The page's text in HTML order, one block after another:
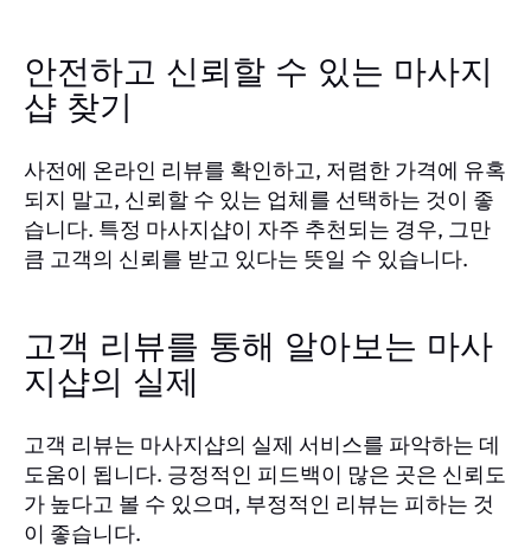
안전하고 신뢰할 수 있는 마사지
샵 찾기
사전에 온라인 리뷰를 확인하고, 저렴한 가격에 유혹
되지 말고, 신뢰할 수 있는 업체를 선택하는 것이 좋
습니다. 특정 마사지샵이 자주 추천되는 경우, 그만
큼 고객의 신뢰를 받고 있다는 뜻일 수 있습니다.
고객 리뷰를 통해 알아보는 마사
지샵의 실제
고객 리뷰는 마사지샵의 실제 서비스를 파악하는 데
도움이 됩니다. 긍정적인 피드백이 많은 곳은 신뢰도
가 높다고 볼 수 있으며, 부정적인 리뷰는 피하는 것
이 좋습니다.